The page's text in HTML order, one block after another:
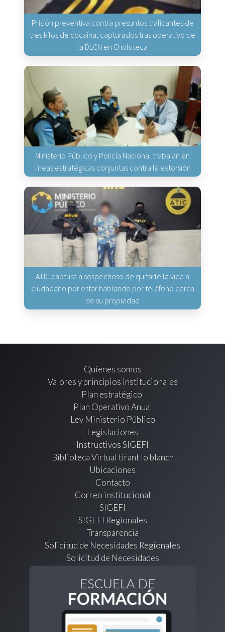
Prisión preventiva contra presuntos traficantes de
tres kilos de cocaína, capturados tras operativo de
la DLCN en Choluteca
Ministerio Público y Policía Nacional trabajan en
líneas estratégicas conjuntas contra la extorsión
ATIC captura a sospechoso de quitarle la vida a
ciudadano por estar hablando por teléfono cerca
de su propiedad
Quienes somos
Valores y principios institucionales
Plan estratégico
Plan Operativo Anual
Ley Ministerio Público
Legislaciones
Instructivos SIGEFI
Biblioteca Virtual tirant lo blanch
Ubicaciones
Contacto
Correo institucional
SIGEFI
SIGEFI Regionales
Transparencia
Solicitud de Necesidades Regionales
Solicitud de Necesidades